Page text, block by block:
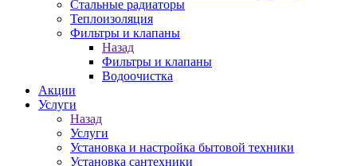
Стальные радиаторы
Теплоизоляция
Фильтры и клапаны
Назад
Фильтры и клапаны
Водоочистка
Акции
Услуги
Назад
Услуги
Установка и настройка бытовой техники
Установка сантехники